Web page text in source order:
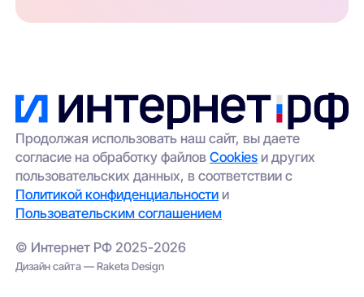
Продолжая использовать наш сайт, вы даете
согласие на обработку файловCookies и других
пользовательских данных, в соответствии с
Политикой конфиденциальности и
Пользовательским соглашением
© Интернет РФ 2025-2026
Дизайн сайта — Raketa Design